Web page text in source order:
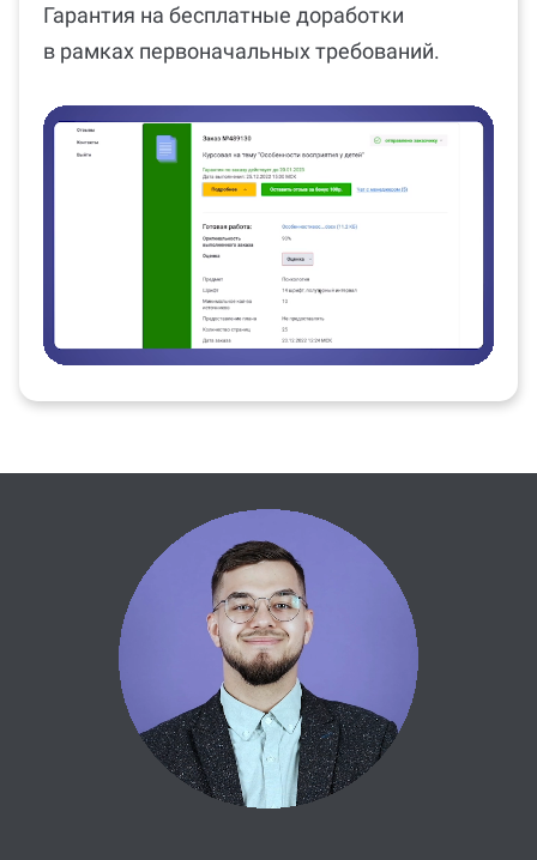
Гарантия на бесплатные доработки
в рамках первоначальных требований.